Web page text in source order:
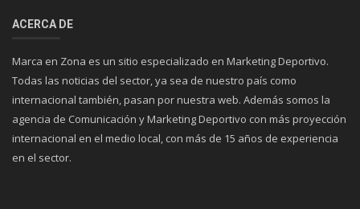
ACERCA DE
Marca en Zona es un sitio especializado en Marketing Deportivo.
Todas las noticias del sector, ya sea de nuestro país como
internacional también, pasan por nuestra web. Además somos la
agencia de Comunicación y Marketing Deportivo con más proyección
internacional en el medio local, con más de 15 años de experiencia
en el sector.